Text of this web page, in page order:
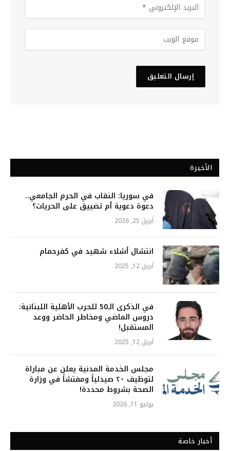
الأخيرة
في سوريا: النقاب في الحرم الجامعي..
دعوة دعوية أم تضييق على الحريات؟
أبريل 25, 2026
انتشال أشلاء شهيد في كفرحمام
أبريل 12, 2025
في الذكرى الـ50 للحرب الأهلية اللبنانية:
دروس الماضي ومخاطر الحاضر ووعد
المستقبل!
أبريل 12, 2025
مجلس الخدمة المدنية يعلن عن مباراة
لتوظيف ٢٠ صيدلياً ومفتشاً في وزارة
الصحة بشروط محددة!
يوليو 11, 2026
أخبار خاصة